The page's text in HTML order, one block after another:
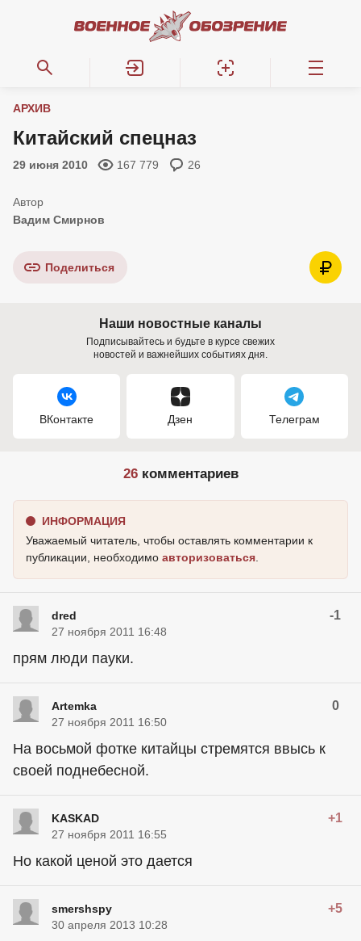
АРХИВ
Китайский спецназ
29 июня 2010 167 779 26
Вадим Смирнов
Поделиться
Наши новостные каналы
Подписывайтесь и будьте в курсе свежих
новостей и важнейших событиях дня.
ВКонтакте Дзен Телеграм
26комментариев
ИНФОРМАЦИЯ
Уважаемый читатель, чтобы оставлять комментарии к
публикации, необходимо авторизоваться
dred -1
27 ноября 2011 16:48
прям люди пауки.
Artemka 0
27 ноября 2011 16:50
На восьмой фотке китайцы стремятся ввысь к
своей поднебесной.
KASKAD +1
27 ноября 2011 16:55
Но какой ценой это дается
smershspy +5
30 апреля 2013 10:28